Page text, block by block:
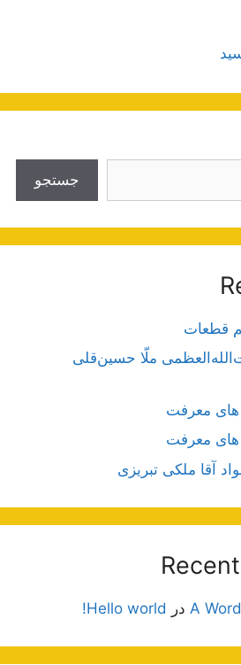
جستجو
قطعات
ملّا حسین‌قلی
های معرفت
های معرفت
آقا ملکی تبریزی
A در Hello world!